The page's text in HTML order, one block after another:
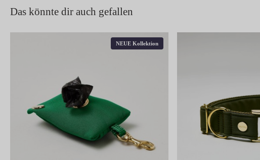
Das könnte dir auch gefallen
NEUE Kollektion